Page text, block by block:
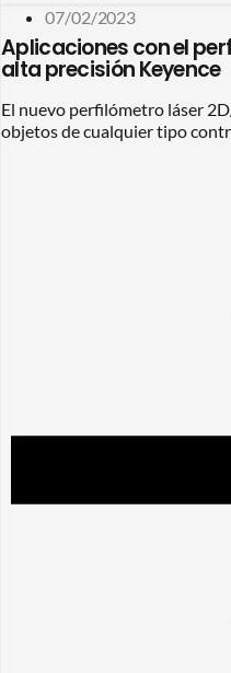
07/02/2023
Aplicaciones con el
alta precisión Keyence
El nuevo perfilómetro láser
objetos de cualquier tipo